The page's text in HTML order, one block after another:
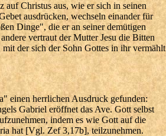
auf Christus aus, wie er sich in seinen
ausdrücken, wechseln einander für
Dinge", die er an seiner demütigen
vertraut der Mutter Jesu die Bitten
der sich der Sohn Gottes in ihr vermählt
einen herrlichen Ausdruck gefunden:
Gabriel eröffnet das Ave. Gott selbst
indem es wie Gott auf die
hat [Vgl. Zef 3,17b], teilzunehmen.